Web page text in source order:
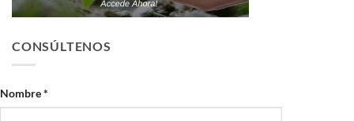
CONSÚLTENOS
Nombre *